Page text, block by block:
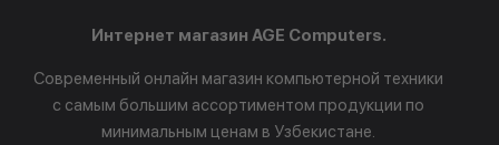
Интернет магазин AGE Computers.
Современный онлайн магазин компьютерной техники
с самым большим ассортиментом продукции по
минимальным ценам в Узбекистане.